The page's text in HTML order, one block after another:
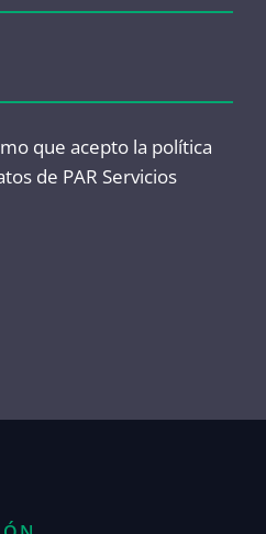
que acepto la política
de PAR Servicios